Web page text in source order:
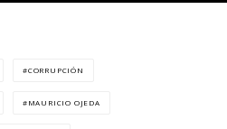
CORRUPCIÓN
MAURICIO OJEDA